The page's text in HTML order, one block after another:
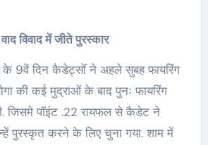
विवाद में जीते पुरस्कार
के 9वें दिन कैडेट्सोँ ने अहले सुबह फायरिंग
की कई मुद्राओं के बाद पुनः फायरिंग
जिसमे पॉइंट .22 रायफल से कैडेट ने
पुरस्कृत करने के लिए चुना गया. शाम में